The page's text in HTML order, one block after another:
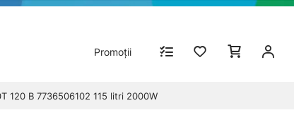
Promoții
120 B 7736506102 115 litri 2000W